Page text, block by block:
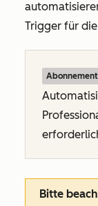
Trigger für
Bitte